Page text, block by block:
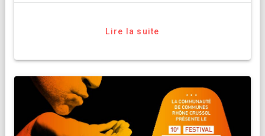
Lire la suite